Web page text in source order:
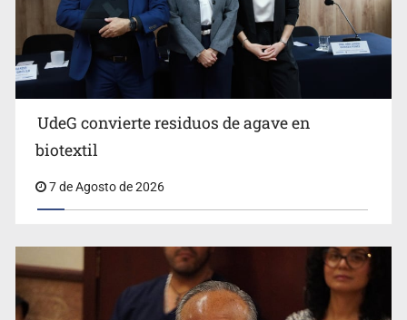
Cae en Zapopan prófugo estadounidense buscado por
UdeG convierte residuos de agave en
biotextil
7 de Agosto de 2026